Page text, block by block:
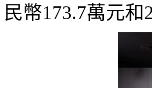
民幣173.7萬元和